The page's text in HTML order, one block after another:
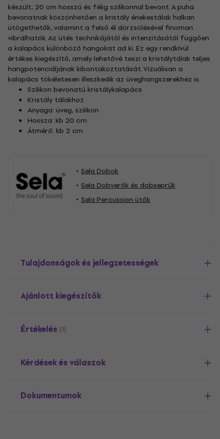
készült, 20 cm hosszú és félig szilikonnal bevont. A puha
bevonatnak köszönhetően a kristály énekestálak halkan
ütögethetők, valamint a felső él dörzsölésével finoman
vibrálhatók. Az ütés technikájától és intenzitásától függően
a kalapács különböző hangokat ad ki. Ez egy rendkívül
értékes kiegészítő, amely lehetővé teszi a kristálytálak teljes
hangpotenciáljának kibontakoztatását. Vizuálisan a
kalapács tökéletesen illeszkedik az üveghangszerekhez is.
Szilikon bevonatú kristálykalapács
Kristály tálakhoz
Anyaga: üveg, szilikon
Hossza: kb 20 cm
Átmérő: kb 2 cm
Sela Dobok
Sela Dobverők és dobseprűk
Sela Percussion ütők
Tulajdonságok és jellegzetességek
Ajánlott kiegészítők
Értékelés (1)
Kérdések és válaszok
Dokumentumok